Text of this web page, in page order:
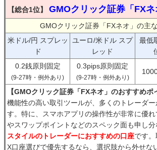
【総合1位】 GMOクリック証券「FXネ
GMOクリック証券「FXネオ」の主
米ドル/円 スプレッ
ド
ユーロ/米ドル スプ
レッド
最低
0.2銭原則固定
(9-27時・例外あり)
0.3pips原則固定
(9-27時・例外あり)
【GMOクリック証券「FXネオ」のおすすめポ
機能性の高い取引ツールが、多くのトレーダ
す。特に、スマホアプリの操作性が非常に優
やスワップポイントなどのスペック面も申し分
スタイルのトレーダーにおすすめの口座です
X口座選びで優先するなら、選択肢から外せな